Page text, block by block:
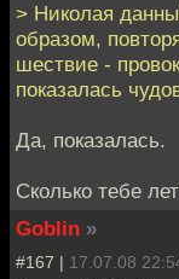
> Николая
образом,
шествие -
показалась
Да, показалась.
Сколько тебе
Goblin »
#167 | 17.07.08